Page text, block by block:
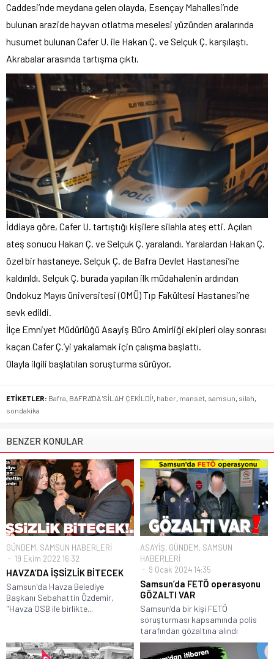
Caddesi’nde meydana gelen olayda, Esençay Mahallesi’nde
bulunan arazide hayvan otlatma meselesi yüzünden aralarında
husumet bulunan Cafer U. ile Hakan Ç. ve Selçuk Ç. karşılaştı.
Akrabalar arasında tartışma çıktı.
İddiaya göre, Cafer U. tartıştığı kişilere silahla ateş etti. Açılan
ateş sonucu Hakan Ç. ve Selçuk Ç. yaralandı. Yaralardan Hakan Ç.
özel bir hastaneye, Selçuk Ç. de Bafra Devlet Hastanesi’ne
kaldırıldı. Selçuk Ç. burada yapılan ilk müdahalenin ardından
Ondokuz Mayıs üniversitesi (OMÜ) Tıp Fakültesi Hastanesi’ne
sevk edildi.
İlçe Emniyet Müdürlüğü Asayiş Büro Amirliği ekipleri olay sonrası
kaçan Cafer Ç.’yi yakalamak için çalışma başlattı.
Olayla ilgili başlatılan soruşturma sürüyor.
ETİKETLER: Bafra BAFRA'DA 'SİLAH' ÇEKİLDİ! haber manset samsun silah
sondakika
BENZER KONULAR
GÜNDEM, SAMSUN HABERLERİ
19 Ekim 2022 16:32
HAVZA’DA İŞSİZLİK BİTECEK
Samsun'da Havza Belediye
Başkanı Sebahattin Özdemir,
"Havza OSB ile birlikte...
ASAYİŞ, GÜNDEM, SAMSUN
HABERLERİ
9 Ocak 2024 14:35
Samsun’da FETÖ operasyonu
GÖZALTI VAR
Samsun’da bir kişi FETÖ
soruşturması kapsamında polis
tarafından gözaltına alındı